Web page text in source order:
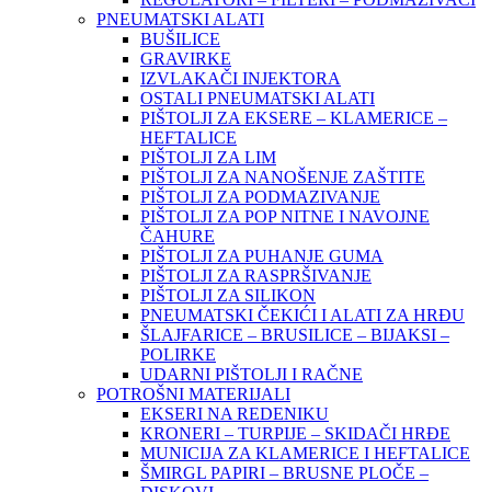
PNEUMATSKI ALATI
BUŠILICE
GRAVIRKE
IZVLAKAČI INJEKTORA
OSTALI PNEUMATSKI ALATI
PIŠTOLJI ZA EKSERE – KLAMERICE –
HEFTALICE
PIŠTOLJI ZA LIM
PIŠTOLJI ZA NANOŠENJE ZAŠTITE
PIŠTOLJI ZA PODMAZIVANJE
PIŠTOLJI ZA POP NITNE I NAVOJNE
ČAHURE
PIŠTOLJI ZA PUHANJE GUMA
PIŠTOLJI ZA RASPRŠIVANJE
PIŠTOLJI ZA SILIKON
PNEUMATSKI ČEKIĆI I ALATI ZA HRĐU
ŠLAJFARICE – BRUSILICE – BIJAKSI –
POLIRKE
UDARNI PIŠTOLJI I RAČNE
POTROŠNI MATERIJALI
EKSERI NA REDENIKU
KRONERI – TURPIJE – SKIDAČI HRĐE
MUNICIJA ZA KLAMERICE I HEFTALICE
ŠMIRGL PAPIRI – BRUSNE PLOČE –